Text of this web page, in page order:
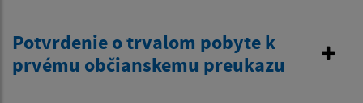
Potvrdenie o trvalom pobyte k
prvému občianskemu preukazu